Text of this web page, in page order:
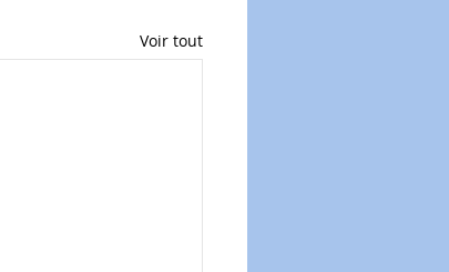
Voir tout